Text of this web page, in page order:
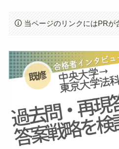
当ページのリンクにはPRが